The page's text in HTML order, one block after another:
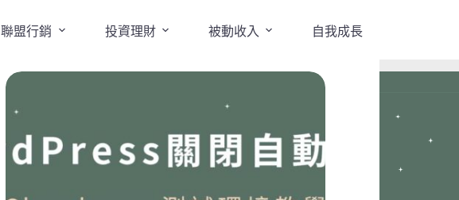
聯盟行銷 投資理財 被動收入 自我成長